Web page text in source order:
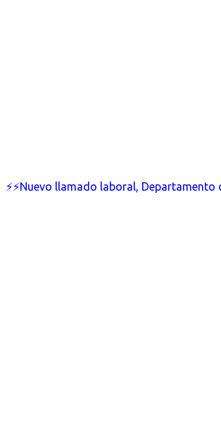
⚡⚡Nuevo llamado laboral, Departamento